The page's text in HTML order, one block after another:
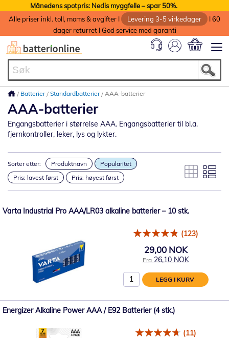
Månedens spotpris: Nedis myggfelle – spar 50%.
Alle priser inkl. toll, moms & avgifter I
Levering 3-5 virkedager
I 60
dager returret I God service med garanti
Batterier Standardbatterier AAA-batterier
AAA-batterier
Engangsbatterier i størrelse AAA. Engangsbatterier til bl.a.
fjernkontroller, leker, lys og lykter.
Sorter etter: Produktnavn
Popularitet
Pris: lavest først
Pris: høyest først
Varta Industrial Pro AAA/LR03 alkaline batterier – 10 stk.
(123)
29,00 NOK
Fra 26,10 NOK
LEGG I KURV
Energizer Alkaline Power AAA / E92 Batterier (4 stk.)
(11)